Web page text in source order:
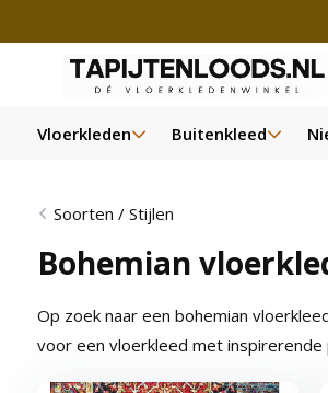
Vloerkleden Buitenkleed
Soorten / Stijlen
Bohemian
Op zoek naar een bohemian
voor een vloerkleed met